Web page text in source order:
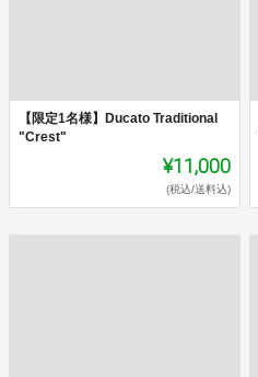
【限定1名様】Ducato Traditional
"Crest"
¥11,000
(税込/送料込)